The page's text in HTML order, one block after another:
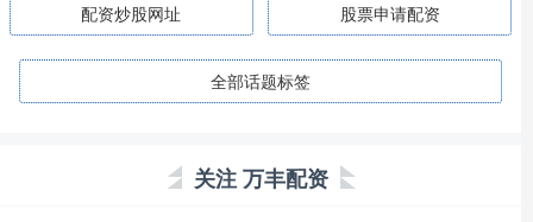
配资炒股网址 股票申请配资
全部话题标签
关注 万丰配资